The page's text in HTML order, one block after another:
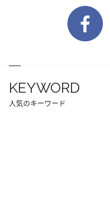
KEYWORD
人気のキーワード